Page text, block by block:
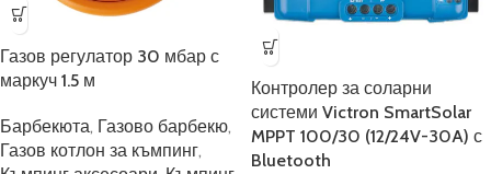
Газов регулатор 30 мбар с
маркуч 1.5 м
Барбекюта, Газово барбекю,
Газов котлон за къмпинг,
Контролер за соларни
системи Victron SmartSolar
MPPT 100/30 (12/24V-30A) с
Bluetooth